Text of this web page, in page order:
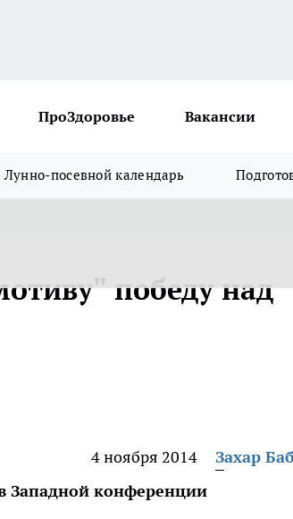
ПроЗдоровье Вакансии
Лунно-посевной календарь
победу над
4 ноября 2014
Захар
Западной конференции